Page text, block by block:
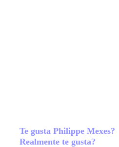
Te gusta Philippe Mexes?
Realmente te gusta?